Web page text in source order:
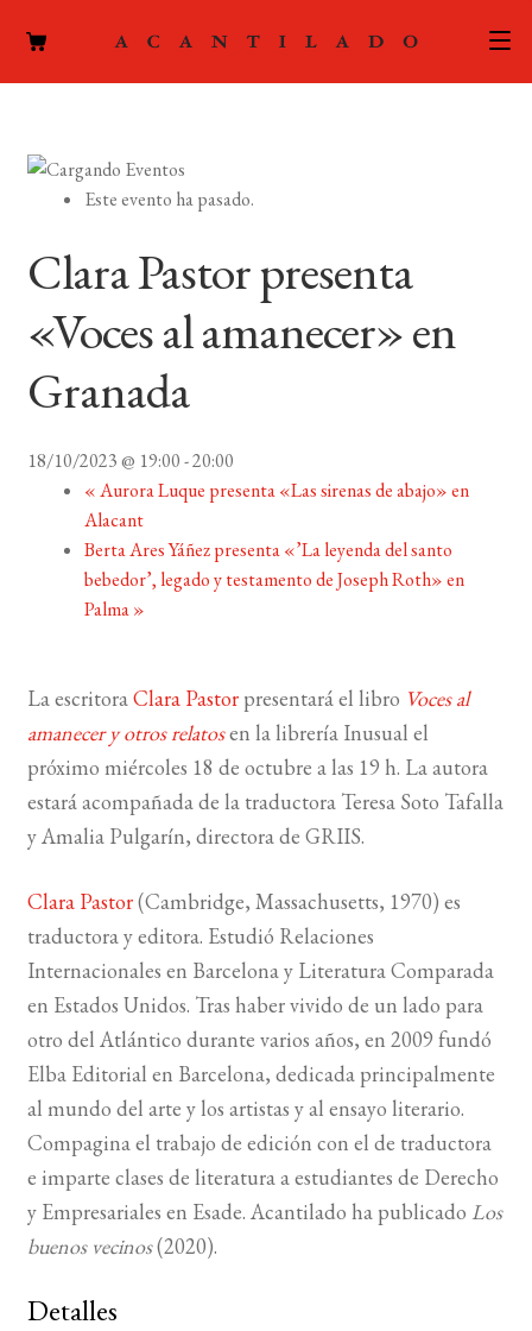
PODCAST
LA EDITORIAL
CONTACTO
BUSCAR
Este evento ha pasado.
Clara Pastor presenta
«Voces al amanecer» en
Granada
18/10/2023 @ 19:00-20:00
«Aurora Luque presenta «Las sirenas de abajo» en
Alacant
Berta Ares Yáñez presenta «’La leyenda del santo
bebedor’, legado y testamento de Joseph Roth» en
Palma»
La escritoraClara Pastorpresentará el libro Voces al
amanecer y otros relatosen la librería Inusual el
próximo miércoles 18 de octubre a las 19 h. La autora
estará acompañada de la traductora Teresa Soto Tafalla
y Amalia Pulgarín, directora de GRIIS.
Clara Pastor(Cambridge, Massachusetts, 1970) es
traductora y editora. Estudió Relaciones
Internacionales en Barcelona y Literatura Comparada
en Estados Unidos. Tras haber vivido de un lado para
otro del Atlántico durante varios años, en 2009 fundó
Elba Editorial en Barcelona, dedicada principalmente
al mundo del arte y los artistas y al ensayo literario.
Compagina el trabajo de edición con el de traductora
e imparte clases de literatura a estudiantes de Derecho
y Empresariales en Esade. Acantilado ha publicado Los
buenos vecinos(2020).
Detalles